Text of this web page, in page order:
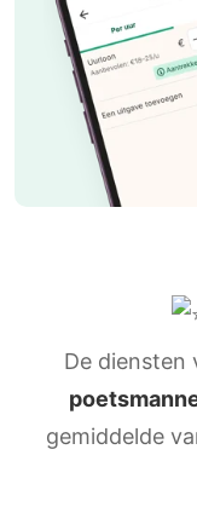
De diensten
gemiddelde